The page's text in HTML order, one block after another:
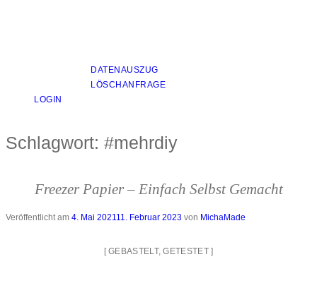
DATENAUSZUG
LÖSCHANFRAGE
LOGIN
Schlagwort: #mehrdiy
Freezer Papier – Einfach Selbst Gemacht
Veröffentlicht am 4. Mai 2021 11. Februar 2023 von MichaMade
[GEBASTELT,GETESTET]